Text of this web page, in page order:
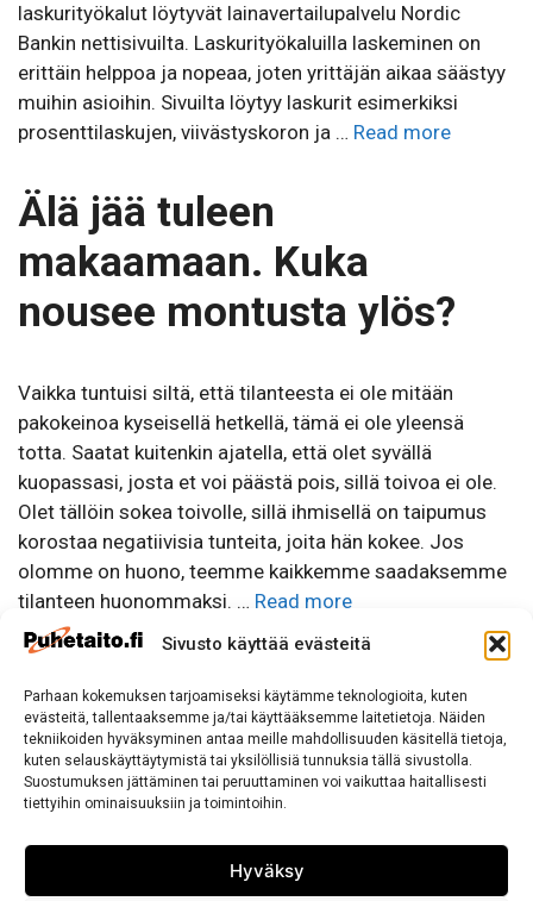
Sivusto käyttää evästeitä
Parhaan kokemuksen tarjoamiseksi käytämme teknologioita, kuten
evästeitä, tallentaaksemme ja/tai käyttääksemme laitetietoja. Näiden
tekniikoiden hyväksyminen antaa meille mahdollisuuden käsitellä tietoja,
kuten selauskäyttäytymistä tai yksilöllisiä tunnuksia tällä sivustolla.
Suostumuksen jättäminen tai peruuttaminen voi vaikuttaa haitallisesti
tiettyihin ominaisuuksiin ja toimintoihin.
Hyväksy
laskurityökalut löytyvät lainavertailupalvelu Nordic
Bankin nettisivuilta. Laskurityökaluilla laskeminen on
erittäin helppoa ja nopeaa, joten yrittäjän aikaa säästyy
muihin asioihin. Sivuilta löytyy laskurit esimerkiksi
prosenttilaskujen, viivästyskoron ja … Read more
Älä jää tuleen
makaamaan. Kuka
nousee montusta ylös?
Vaikka tuntuisi siltä, että tilanteesta ei ole mitään
pakokeinoa kyseisellä hetkellä, tämä ei ole yleensä
totta. Saatat kuitenkin ajatella, että olet syvällä
kuopassasi, josta et voi päästä pois, sillä toivoa ei ole.
Olet tällöin sokea toivolle, sillä ihmisellä on taipumus
korostaa negatiivisia tunteita, joita hän kokee. Jos
olomme on huono, teemme kaikkemme saadaksemme
tilanteen huonommaksi. … Read more
Puhetaito
puhetaito(at)puhetaito.fi
Puh. 050 570 8163
Tietosuojaseloste
Sivuston käyttö ja Tietosuojalauseke